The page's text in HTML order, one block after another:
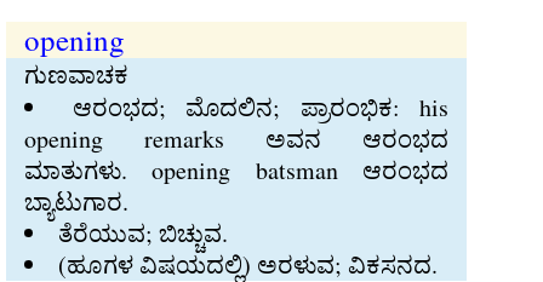
opening
ಗುಣವಾಚಕ
ಆರಂಭದ; ಮೊದಲಿನ; ಪ್ರಾರಂಭಿಕ: his
opening remarks ಅವನ ಆರಂಭದ
ಮಾತುಗಳು. opening batsman ಆರಂಭದ
ಬ್ಯಾಟುಗಾರ.
ತೆರೆಯುವ; ಬಿಚ್ಚುವ.
(ಹೂಗಳ ವಿಷಯದಲ್ಲಿ) ಅರಳುವ; ವಿಕಸನದ.